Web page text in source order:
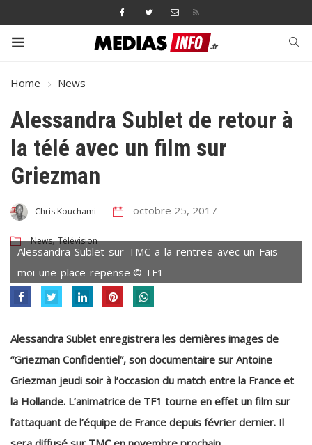
Home News
Alessandra Sublet de retour à
la télé avec un film sur
Griezman
Chris Kouchami octobre 25, 2017
News,Télévision
Alessandra-Sublet-sur-TMC-a-la-rentree-avec-un-Fais-
moi-une-place-repense © TF1
Alessandra Sublet enregistrera les dernières images de
“Griezman Confidentiel”, son documentaire sur Antoine
Griezman jeudi soir à l’occasion du match entre la France et
la Hollande. L’animatrice de TF1 tourne en effet un film sur
l’attaquant de l’équipe de France depuis février dernier. Il